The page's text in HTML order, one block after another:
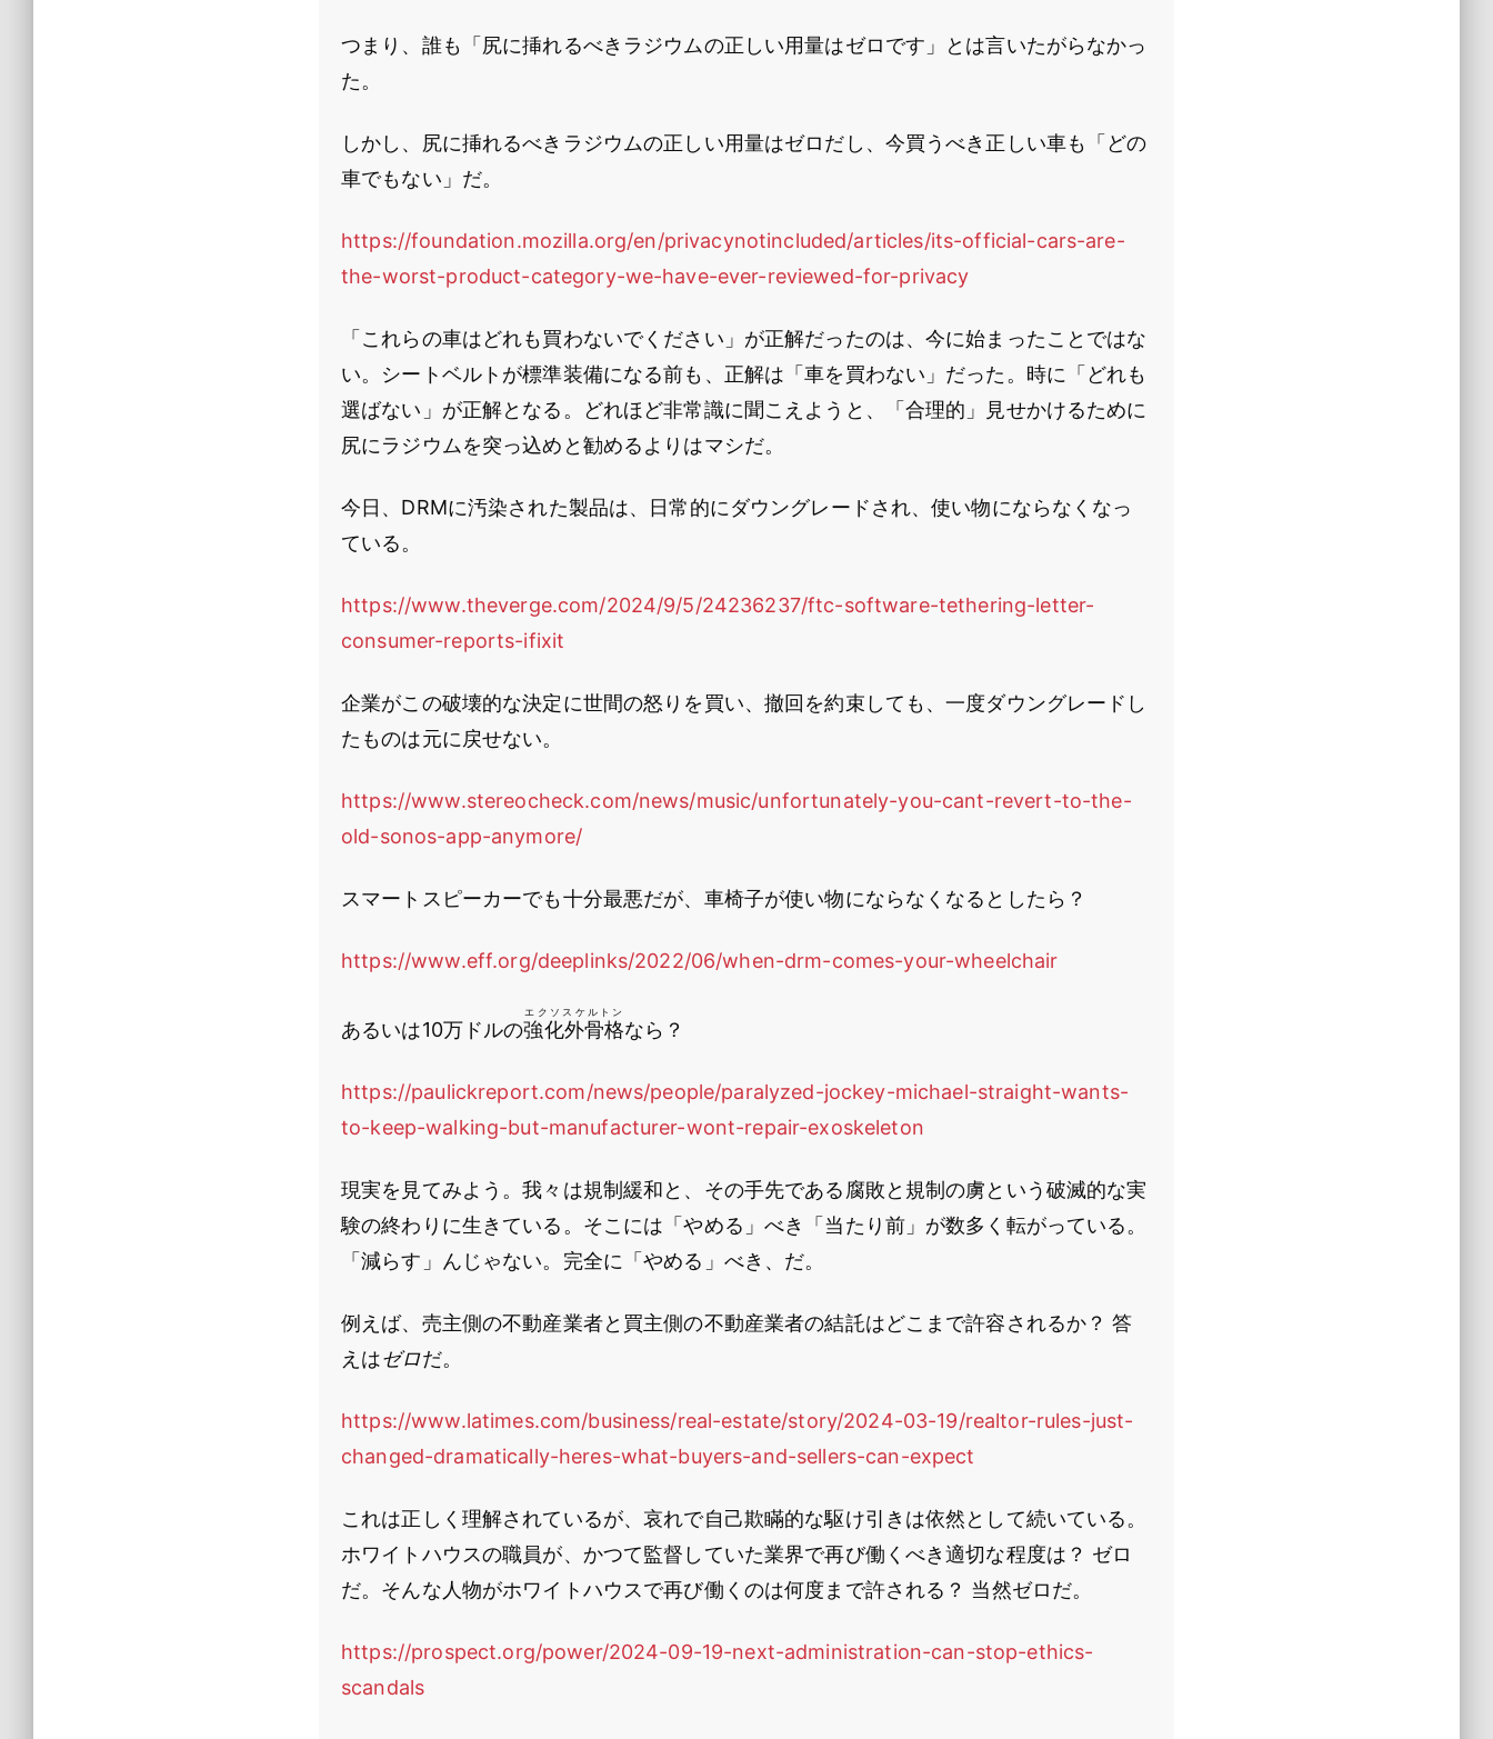
つまり、誰も「尻に挿れるべきラジウムの正しい用量はゼロです」とは言いたがらなかっ
た。
しかし、尻に挿れるべきラジウムの正しい用量はゼロだし、今買うべき正しい車も「どの
車でもない」だ。
https://foundation.mozilla.org/en/privacynotincluded/articles/its-official-cars-are-
the-worst-product-category-we-have-ever-reviewed-for-privacy
「これらの車はどれも買わないでください」が正解だったのは、今に始まったことではな
い。シートベルトが標準装備になる前も、正解は「車を買わない」だった。時に「どれも
選ばない」が正解となる。どれほど非常識に聞こえようと、「合理的」見せかけるために
尻にラジウムを突っ込めと勧めるよりはマシだ。
今日、DRMに汚染された製品は、日常的にダウングレードされ、使い物にならなくなっ
ている。
https://www.theverge.com/2024/9/5/24236237/ftc-software-tethering-letter-
consumer-reports-ifixit
企業がこの破壊的な決定に世間の怒りを買い、撤回を約束しても、一度ダウングレードし
たものは元に戻せない。
https://www.stereocheck.com/news/music/unfortunately-you-cant-revert-to-the-
old-sonos-app-anymore/
スマートスピーカーでも十分最悪だが、車椅子が使い物にならなくなるとしたら？
https://www.eff.org/deeplinks/2022/06/when-drm-comes-your-wheelchair
あるいは10万ドルの強化外骨格
エクソスケルトン
なら？
https://paulickreport.com/news/people/paralyzed-jockey-michael-straight-wants-
to-keep-walking-but-manufacturer-wont-repair-exoskeleton
現実を見てみよう。我々は規制緩和と、その手先である腐敗と規制の虜という破滅的な実
験の終わりに生きている。そこには「やめる」べき「当たり前」が数多く転がっている。
「減らす」んじゃない。完全に「やめる」べき、だ。
例えば、売主側の不動産業者と買主側の不動産業者の結託はどこまで許容されるか？ 答
えはゼロだ。
https://www.latimes.com/business/real-estate/story/2024-03-19/realtor-rules-just-
changed-dramatically-heres-what-buyers-and-sellers-can-expect
これは正しく理解されているが、哀れで自己欺瞞的な駆け引きは依然として続いている。
ホワイトハウスの職員が、かつて監督していた業界で再び働くべき適切な程度は？ ゼロ
だ。そんな人物がホワイトハウスで再び働くのは何度まで許される？ 当然ゼロだ。
https://prospect.org/power/2024-09-19-next-administration-can-stop-ethics-
scandals